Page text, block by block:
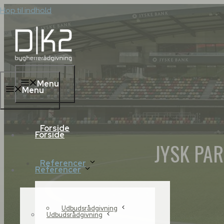
Hop til indhold
Menu
Forside
Referencer
Udbudsrådgivning
Menu
Forside
Referencer
Udbudsrådgivning
JYSK